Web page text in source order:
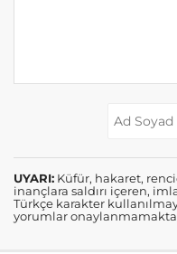
UYARI: Küfür, hakaret,
inançlara saldırı içeren,
Türkçe karakter
yorumlar